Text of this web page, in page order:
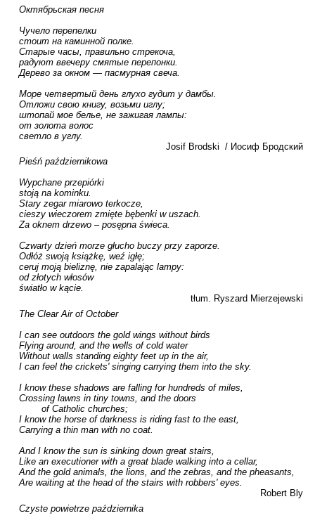
Октябрьская песня
Чучело перепелки
стоит на каминной полке.
Старые часы, правильно стрекоча,
радуют ввечеру смятые перепонки.
Дерево за окном — пасмурная свеча.
Море четвертый день глухо гудит у дамбы.
Отложи свою книгу, возьми иглу;
штопай мое белье, не зажигая лампы:
от золота волос
светло в углу.
Josif Brodski  / Иосиф Бродский
Pieśń październikowa
Wypchane przepiórki
stoją na kominku.
Stary zegar miarowo terkocze,
cieszy wieczorem zmięte bębenki w uszach.
Za oknem drzewo – posępna świeca.
Czwarty dzień morze głucho buczy przy zaporze.
Odłóż swoją książkę, weź igłę;
ceruj moją bieliznę, nie zapalając lampy:
od złotych włosów
światło w kącie.
tłum. Ryszard Mierzejewski
The Clear Air of October
I can see outdoors the gold wings without birds
Flying around, and the wells of cold water
Without walls standing eighty feet up in the air,
I can feel the crickets' singing carrying them into the sky.
I know these shadows are falling for hundreds of miles,
Crossing lawns in tiny towns, and the doors
	of Catholic churches;
I know the horse of darkness is riding fast to the east,
Carrying a thin man with no coat.
And I know the sun is sinking down great stairs,
Like an executioner with a great blade walking into a cellar,
And the gold animals, the lions, and the zebras, and the pheasants,
Are waiting at the head of the stairs with robbers' eyes.
Robert Bly
Czyste powietrze października